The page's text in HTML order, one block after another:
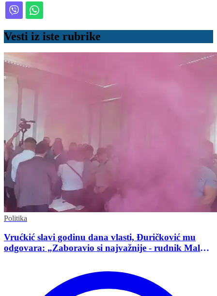
Vesti iz iste rubrike
Politika
Vrućkić slavi godinu dana vlasti, Đuričković mu
odgovara: „Zaboravio si najvažnije - rudnik Malka